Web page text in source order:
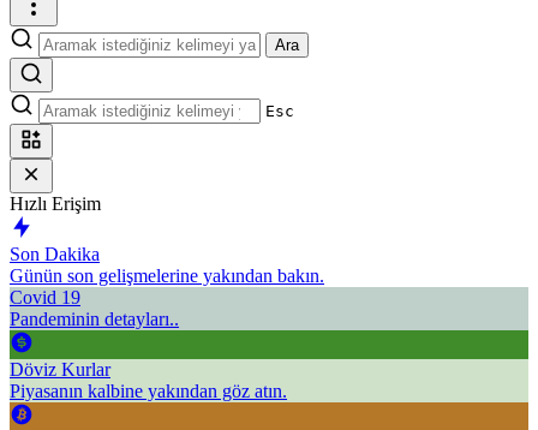
Ara
Esc
Hızlı Erişim
Son Dakika
Günün son gelişmelerine yakından bakın.
Covid 19
Pandeminin detayları..
Döviz Kurlar
Piyasanın kalbine yakından göz atın.